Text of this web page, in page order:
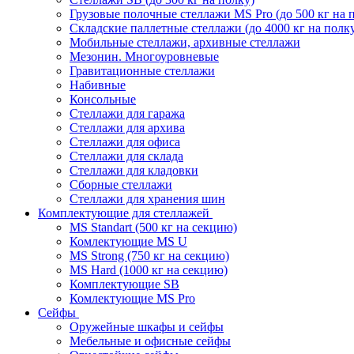
Грузовые полочные стеллажи MS Pro (до 500 кг на
Складские паллетные стеллажи (до 4000 кг на
Мобильные стеллажи, архивные стеллажи
Мезонин. Многоуровневые
Гравитационные стеллажи
Набивные
Консольные
Стеллажи для гаража
Стеллажи для архива
Стеллажи для офиса
Стеллажи для склада
Стеллажи для кладовки
Сборные стеллажи
Стеллажи для хранения шин
Комплектующие для стеллажей
MS Standart (500 кг на секцию)
Комлектующие MS U
MS Strong (750 кг на секцию)
MS Hard (1000 кг на секцию)
Комплектующие SB
Комлектующие MS Pro
Сейфы
Оружейные шкафы и сейфы
Мебельные и офисные сейфы